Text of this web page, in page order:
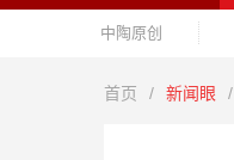
中陶原创
首页 / 新闻眼 /